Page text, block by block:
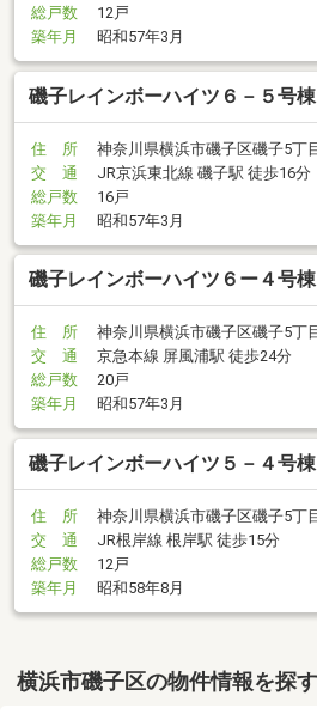
総戸数
12戸
築年月
昭和57年3月
磯子レインボーハイツ６－５号棟
住 所
神奈川県横浜市磯子区磯子5丁
交 通
JR京浜東北線 磯子駅 徒歩16分
総戸数
16戸
築年月
昭和57年3月
磯子レインボーハイツ６ー４号棟
住 所
神奈川県横浜市磯子区磯子5丁
交 通
京急本線 屏風浦駅 徒歩24分
総戸数
20戸
築年月
昭和57年3月
磯子レインボーハイツ５－４号棟
住 所
神奈川県横浜市磯子区磯子5丁
交 通
JR根岸線 根岸駅 徒歩15分
総戸数
12戸
築年月
昭和58年8月
横浜市磯子区の物件情報を探す